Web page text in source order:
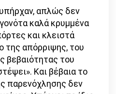
απλώς δεν
καλά κρυμμένα
και κλειστά
της απόρριψης, του
βεβαιότητας του
Και βέβαια το
παρενόχλησης δεν